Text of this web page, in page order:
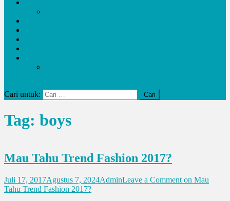
Cari untuk:
Tag: boys
Mau Tahu Trend Fashion 2017?
Juli 17, 2017Agustus 7, 2024AdminLeave a Comment on Mau
Tahu Trend Fashion 2017?